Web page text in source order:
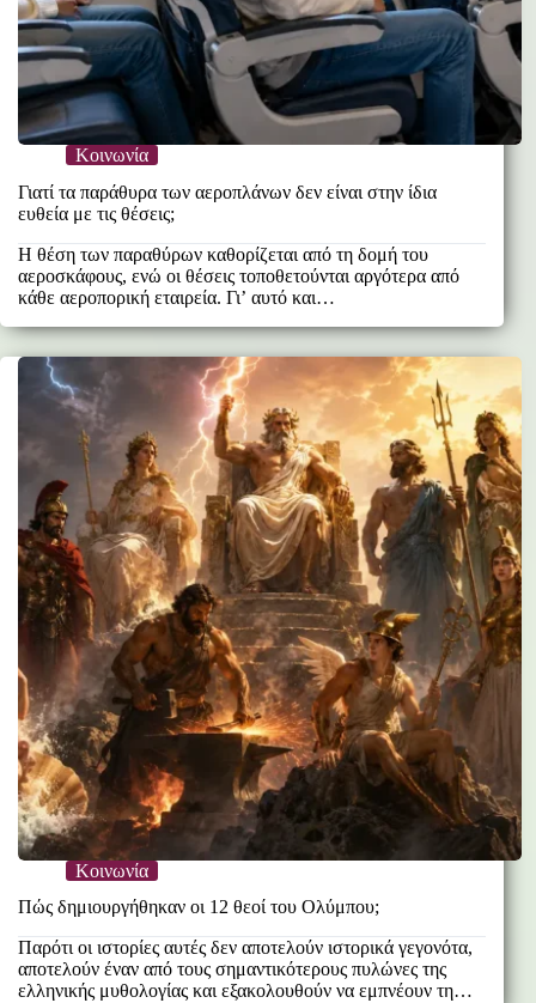
Κοινωνία
Γιατί τα παράθυρα των αεροπλάνων δεν είναι στην ίδια
ευθεία με τις θέσεις;
Η θέση των παραθύρων καθορίζεται από τη δομή του
αεροσκάφους, ενώ οι θέσεις τοποθετούνται αργότερα από
κάθε αεροπορική εταιρεία. Γι’ αυτό και…
Κοινωνία
Πώς δημιουργήθηκαν οι 12 θεοί του Ολύμπου;
Παρότι οι ιστορίες αυτές δεν αποτελούν ιστορικά γεγονότα,
αποτελούν έναν από τους σημαντικότερους πυλώνες της
ελληνικής μυθολογίας και εξακολουθούν να εμπνέουν τη…